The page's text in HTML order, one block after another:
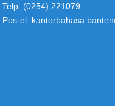
Telp: (0254) 221079
Pos-el: